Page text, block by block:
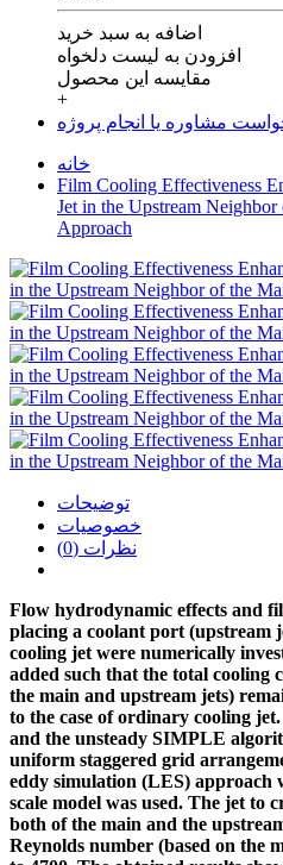
اضافه به سبد خرید
افزودن به لیست دلخواه
مقایسه این محصول
+
مشاوره یا انجام پروژه
خانه
Film Cooling Effectiveness
Jet in the Upstream
Approach
توضیحات
خصوصیات
نظرات (0)
Flow hydrodynamic effects and
placing a coolant port (upstream
cooling jet were numerically
added such that the total cooling
the main and upstream jets)
to the case of ordinary cooling
and the unsteady SIMPLE
uniform staggered grid
eddy simulation (LES) approach
scale model was used. The jet to
both of the main and the
Reynolds number (based on the